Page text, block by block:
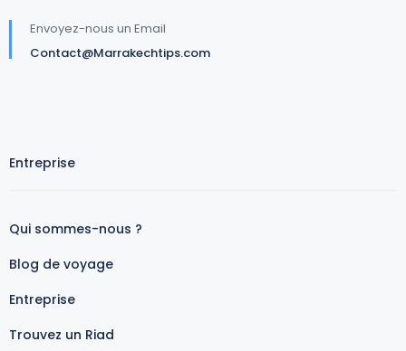
Envoyez-nous un Email
Contact@Marrakechtips.com
Entreprise
Qui sommes-nous ?
Blog de voyage
Entreprise
Trouvez un Riad